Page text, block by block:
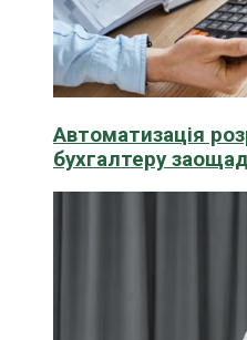
Автоматизація
бухгалтеру